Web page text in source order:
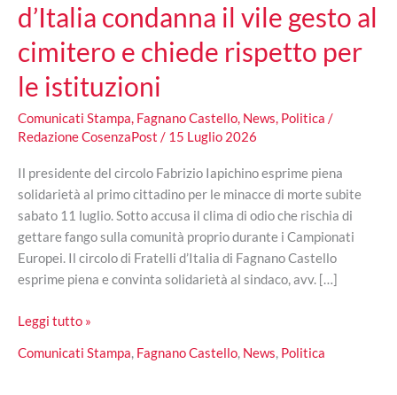
d’Italia condanna il vile gesto al
cimitero e chiede rispetto per
le istituzioni
Comunicati Stampa, Fagnano Castello, News, Politica /
Redazione CosenzaPost / 15 Luglio 2026
Il presidente del circolo Fabrizio Iapichino esprime piena
solidarietà al primo cittadino per le minacce di morte subite
sabato 11 luglio. Sotto accusa il clima di odio che rischia di
gettare fango sulla comunità proprio durante i Campionati
Europei. Il circolo di Fratelli d’Italia di Fagnano Castello
esprime piena e convinta solidarietà al sindaco, avv. […]
Fagnano
aggressione
Leggi tutto »
Comunicati Stampa, Fagnano Castello, News, Politica